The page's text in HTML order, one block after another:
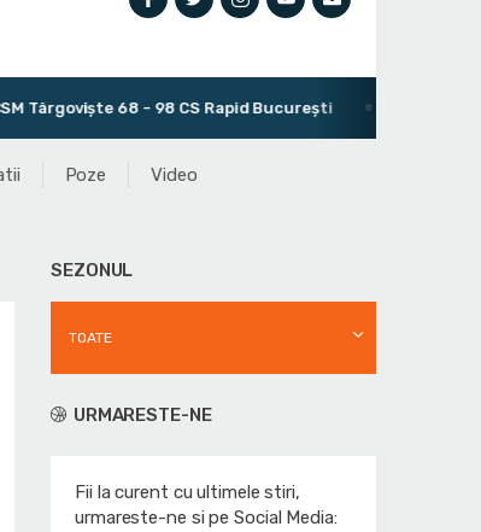
68 - 98 CS Rapid București Antrenor:
Poze Video
SEZONUL
TOATE
URMARESTE-NE
Fii la curent cu ultimele stiri,
urmareste-ne si pe Social Media: